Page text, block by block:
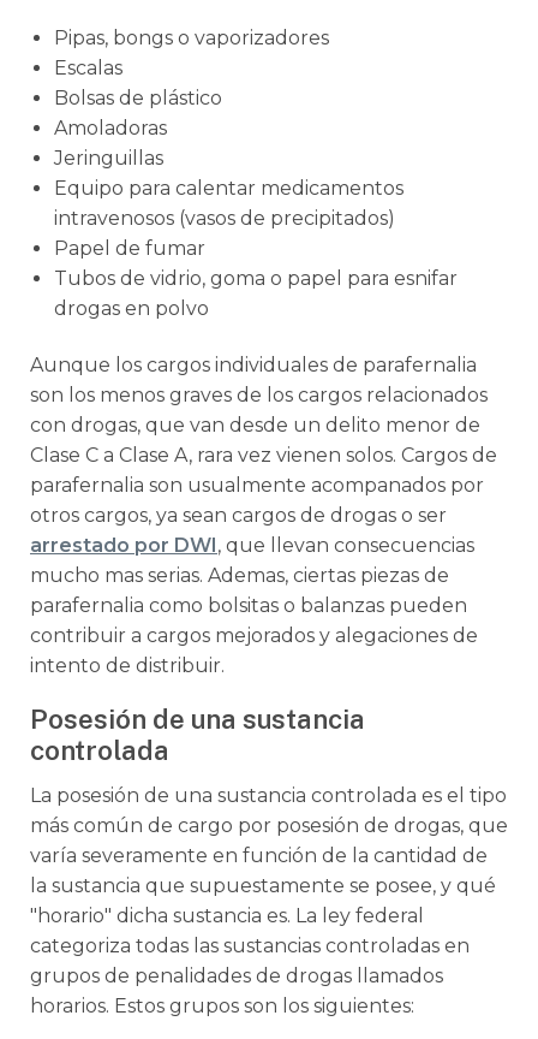
Pipas, bongs o vaporizadores
Escalas
Bolsas de plástico
Amoladoras
Jeringuillas
Equipo para calentar medicamentos
intravenosos (vasos de precipitados)
Papel de fumar
Tubos de vidrio, goma o papel para esnifar
drogas en polvo
Aunque los cargos individuales de parafernalia
son los menos graves de los cargos relacionados
con drogas, que van desde un delito menor de
Clase C a Clase A, rara vez vienen solos. Cargos de
parafernalia son usualmente acompanados por
otros cargos, ya sean cargos de drogas o ser
arrestado por DWI, que llevan consecuencias
mucho mas serias. Ademas, ciertas piezas de
parafernalia como bolsitas o balanzas pueden
contribuir a cargos mejorados y alegaciones de
intento de distribuir.
Posesión de una sustancia
controlada
La posesión de una sustancia controlada es el tipo
más común de cargo por posesión de drogas, que
varía severamente en función de la cantidad de
la sustancia que supuestamente se posee, y qué
"horario" dicha sustancia es. La ley federal
categoriza todas las sustancias controladas en
grupos de penalidades de drogas llamados
horarios. Estos grupos son los siguientes: